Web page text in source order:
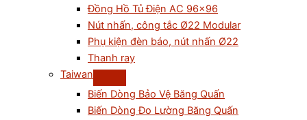
Đồng Hồ Tủ Điện AC 96×96
Nút nhấn, công tắc Ø22 Modular
Phụ kiện đèn báo, nút nhấn Ø22
Thanh ray
Taiwan
Biến Dòng Bảo Vệ Băng Quấn
Biến Dòng Đo Lường Băng Quấn